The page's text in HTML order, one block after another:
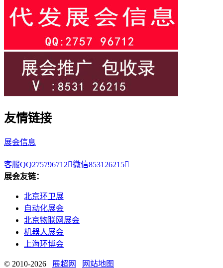
友情链接
展会信息
客服QQ275796712微信853126215
展会友链：
北京环卫展
自动化展会
北京物联网展会
机器人展会
上海环博会
© 2010-2026 展超网 网站地图